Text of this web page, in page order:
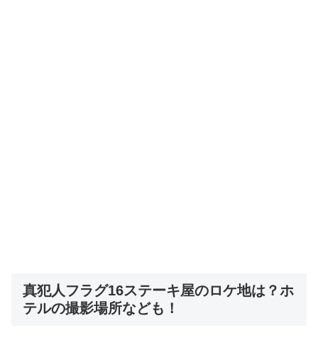
真犯人フラグ16ステーキ屋のロケ地は？ホ
テルの撮影場所なども！